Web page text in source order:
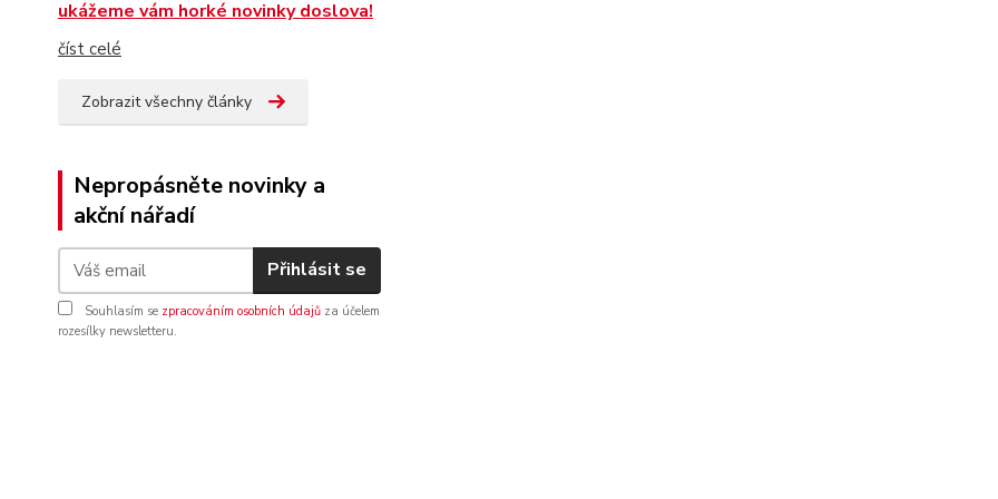
ukážeme vám horké novinky doslova!
číst celé
Zobrazit všechny články
Nepropásněte novinky a
akční nářadí
Přihlásit se
Souhlasím se zpracováním osobních údajů za účelem
rozesílky newsletteru.